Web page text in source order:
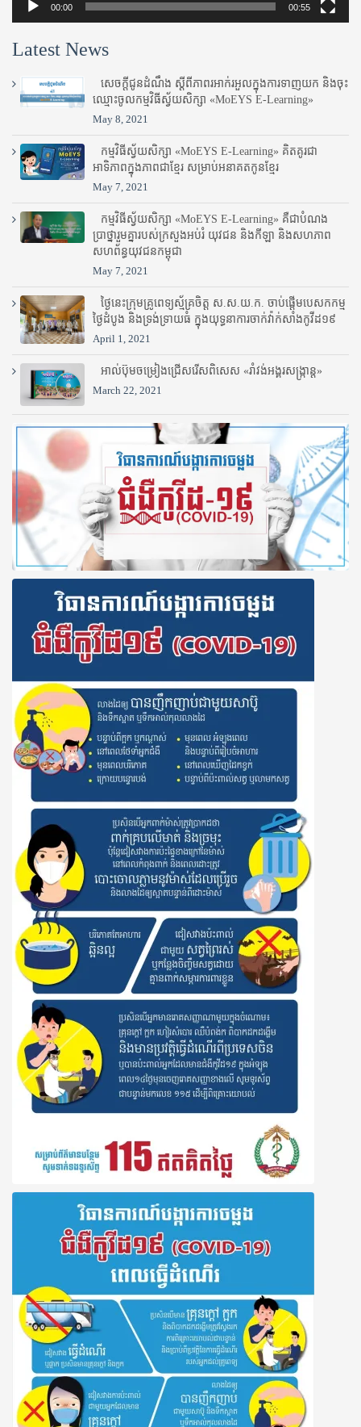
00:00 00:55
Latest News
សេចក្តីជូនដំណឹង ស្តី​ពីភាព​រអាក់រអួល​ក្នុងការ​ទាញ​យក និង​ចុះ​
ឈ្មោះ​ចូល​កម្មវិធី​ស្វ័យសិក្សា «MoEYS E-Learning»
May 8, 2021
កម្មវិធីស្វ័យសិក្សា «MoEYS E-Learning» គិតគូរជា
អាទិភាពក្នុងភាពជាខ្មែរ សម្រាប់អនាគតកូនខ្មែរ
May 7, 2021
កម្មវិធីស្វ័យសិក្សា «MoEYS E-Learning» គឺជាបំណង
ប្រាថ្នារួមគ្នារបស់ក្រសួងអប់រំ​ យុវជន និងកីឡា និងសហភាព
សហព័ន្ធយុវជនកម្ពុជា
May 7, 2021
ថ្ងៃនេះក្រុមគ្រូពេទ្យស្ម័គ្រចិត្ត ស.ស.យ.ក. ចាប់ផ្តើមបេសកកម្ម
ថ្ងៃដំបូង និងទ្រង់ទ្រាយធំ ក្នុងយុទ្ធនាការចាក់វ៉ាក់សាំងកូវីដ១៩
April 1, 2021
អាល់ប៊ុមចម្រៀងជ្រើសរើសពិសេស «រាំវង់អង្គរសង្ក្រាន្ត»
March 22, 2021